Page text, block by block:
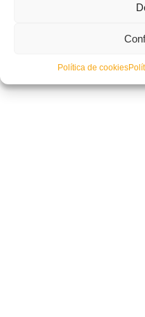
Política de cookies
La Ciudad Deportiva del Valencia